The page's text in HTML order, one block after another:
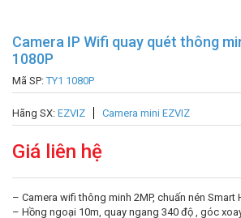
Camera IP Wifi quay quét thông
1080P
Mã SP:TY1 1080P
Hãng SX: EZVIZ Camera mini EZVIZ
Giá liên hệ
– Camera wifi thông minh 2MP, chuấn nén Smart
– Hồng ngoại 10m, quay ngang 340 độ , góc